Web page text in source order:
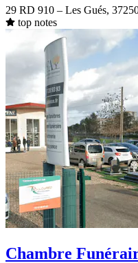
29 RD 910 – Les Gués,
top notes
Chambre